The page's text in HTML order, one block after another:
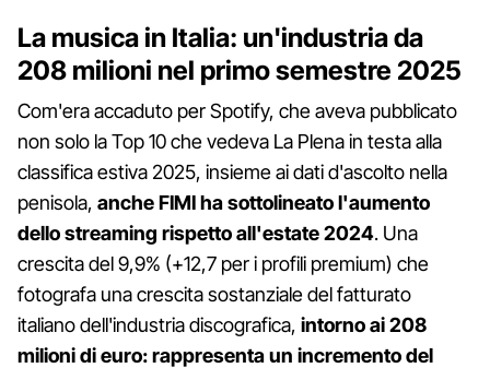
La musica in Italia: un'industria da
208 milioni nel primo semestre 2025
Com'era accaduto per Spotify, che aveva pubblicato
non solo la Top 10 che vedeva La Plena in testa alla
classifica estiva 2025, insieme ai dati d'ascolto nella
penisola, anche FIMI ha sottolineato l'aumento
dello streaming rispetto all'estate 2024. Una
crescita del 9,9% (+12,7 per i profili premium) che
fotografa una crescita sostanziale del fatturato
italiano dell'industria discografica, intorno ai 208
milioni di euro: rappresenta un incremento del